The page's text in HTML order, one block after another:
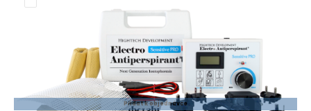
Přidat k objednávce